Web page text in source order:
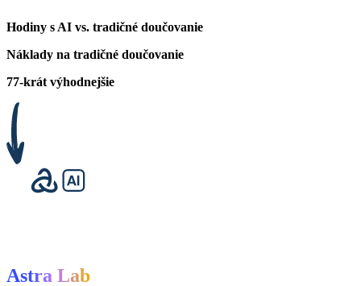
Hodiny s AI vs. tradičné doučovanie
Náklady na tradičné doučovanie
77-krát výhodnejšie
Astra Lab